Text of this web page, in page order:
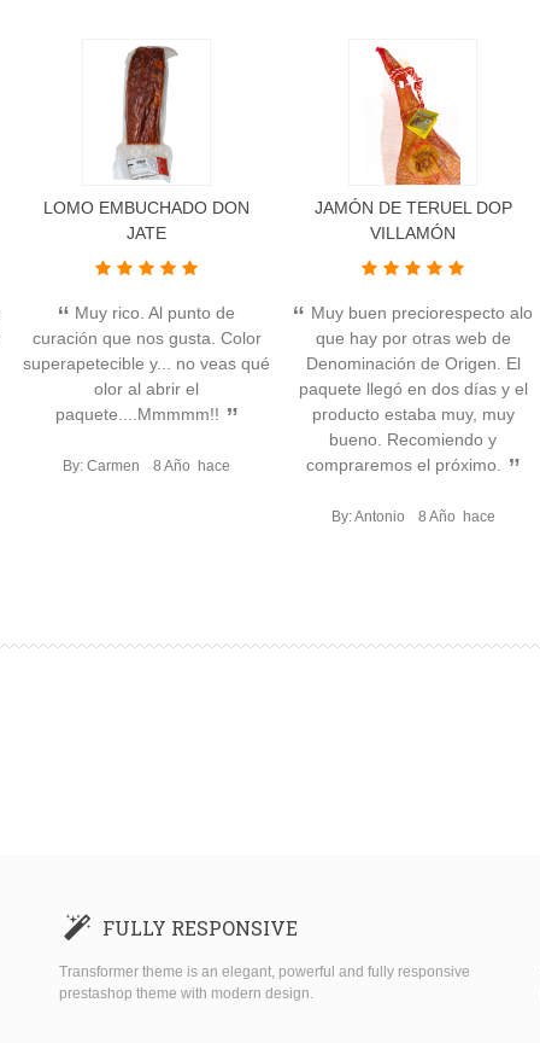
LOMO EMBUCHADO DON
JATE
Muy rico. Al punto de
curación que nos gusta. Color
superapetecible y... no veas qué
olor al abrir el
paquete....Mmmmm!!
By: Carmen 8 Año hace
JAMÓN DE TERUEL DOP
VILLAMÓN
Muy buen preciorespecto alo
que hay por otras web de
Denominación de Origen. El
paquete llegó en dos días y el
producto estaba muy, muy
bueno. Recomiendo y
compraremos el próximo.
By: Antonio 8 Año hace
FULLY RESPONSIVE
Transformer theme is an elegant, powerful and fully responsive
prestashop theme with modern design.